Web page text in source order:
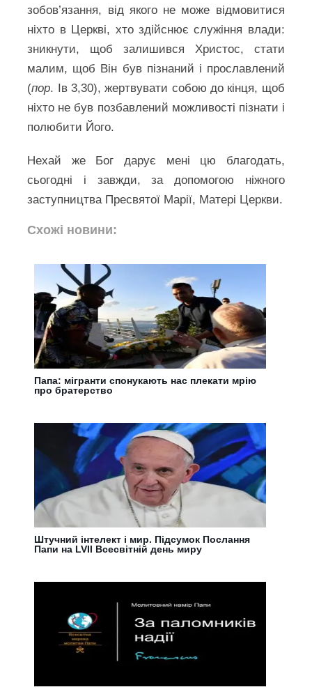
зобов’язання, від якого не може відмовитися
ніхто в Церкві, хто здійснює служіння влади:
зникнути, щоб залишився Христос, стати
малим, щоб Він був пізнаний і прославлений
(пор. Ів 3,30), жертвувати собою до кінця, щоб
ніхто не був позбавлений можливості пізнати і
полюбити Його.
Нехай же Бог дарує мені цю благодать,
сьогодні і завжди, за допомогою ніжного
заступництва Пресвятої Марії, Матері Церкви.
Схожі новини:
Папа: мігранти спонукають нас плекати мрію
про братерство
Штучний інтелект і мир. Підсумок Послання
Папи на LVII Всесвітній день миру